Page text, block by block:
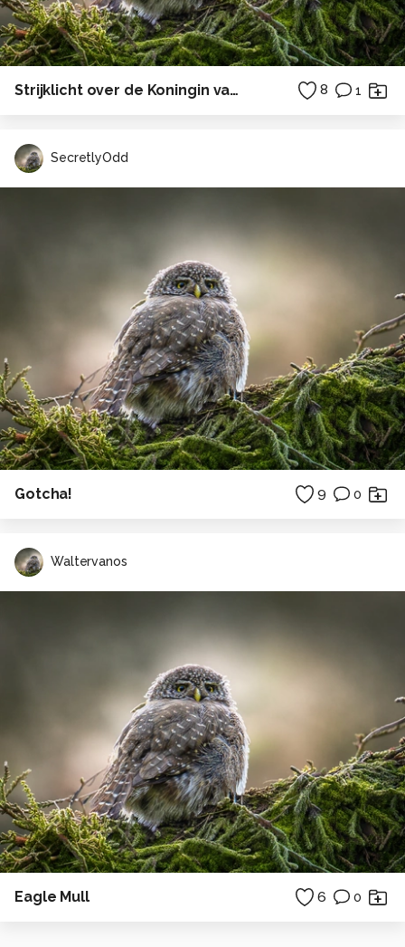
Strijklicht over de Koningin van de pages 8 1
SecretlyOdd
Gotcha! 9 0
Waltervanos
Eagle Mull 6 0